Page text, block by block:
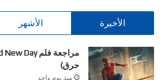
الأخيرة الأشهر
حرق)
منذ يوم واحد